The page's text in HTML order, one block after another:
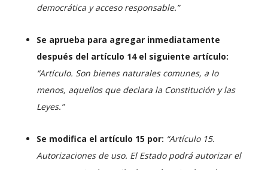
democrática y acceso responsable.”
Se aprueba para agregar inmediatamente
después del artículo 14 el siguiente artículo:
“Artículo. Son bienes naturales comunes, a lo
menos, aquellos que declara la Constitución y las
Leyes.”
Se modifica el artículo 15 por: “Artículo 15.
Autorizaciones de uso. El Estado podrá autorizar el